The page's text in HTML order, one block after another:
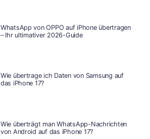
WhatsApp von OPPO auf iPhone übertragen
– Ihr ultimativer 2026-Guide
Wie übertrage ich Daten von Samsung auf
das iPhone 17?
Wie überträgt man WhatsApp-Nachrichten
von Android auf das iPhone 17?